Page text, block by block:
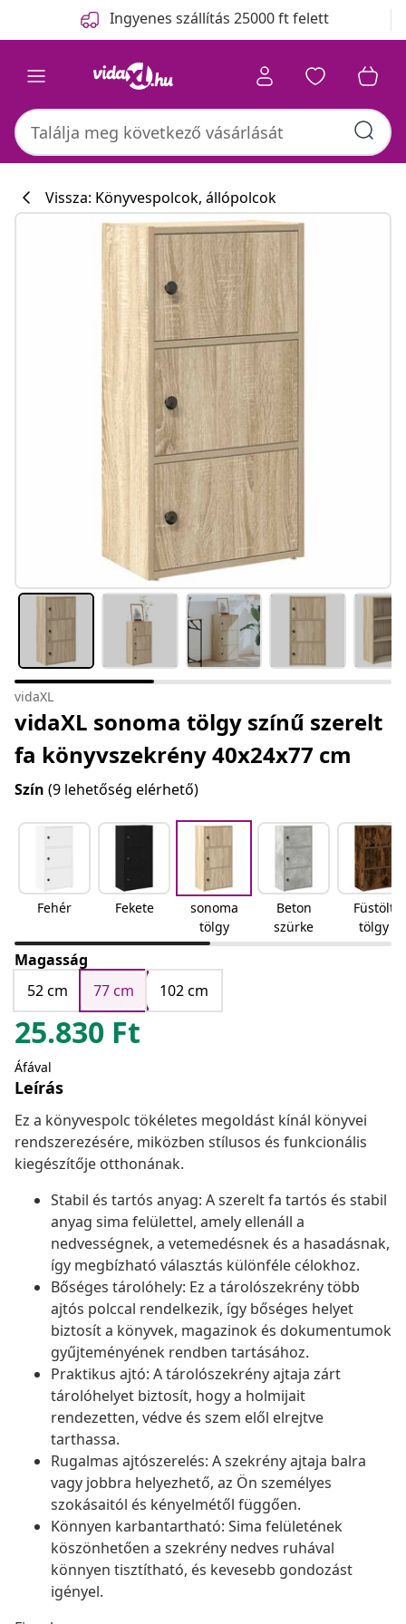
Ingyenes szállítás 25000 ft felett
Vissza: Könyvespolcok, állópolcok
vidaXL
vidaXL sonoma tölgy színű szerelt
fa könyvszekrény 40x24x77 cm
Szín (9 lehetőség elérhető)
Fehér Fekete
sonoma
tölgy
Beton
szürke
Füstölt
tölgy
Magasság
52 cm
77 cm 102 cm
25.830 Ft
Áfával
Leírás
Ez a könyvespolc tökéletes megoldást kínál könyvei
rendszerezésére, miközben stílusos és funkcionális
kiegészítője otthonának.
Stabil és tartós anyag: A szerelt fa tartós és stabil
anyag sima felülettel, amely ellenáll a
nedvességnek, a vetemedésnek és a hasadásnak,
így megbízható választás különféle célokhoz.
Bőséges tárolóhely: Ez a tárolószekrény több
ajtós polccal rendelkezik, így bőséges helyet
biztosít a könyvek, magazinok és dokumentumok
gyűjteményének rendben tartásához.
Praktikus ajtó: A tárolószekrény ajtaja zárt
tárolóhelyet biztosít, hogy a holmijait
rendezetten, védve és szem elől elrejtve
tarthassa.
Rugalmas ajtószerelés: A szekrény ajtaja balra
vagy jobbra helyezhető, az Ön személyes
szokásaitól és kényelmétől függően.
Könnyen karbantartható: Sima felületének
köszönhetően a szekrény nedves ruhával
könnyen tisztítható, és kevesebb gondozást
igényel.